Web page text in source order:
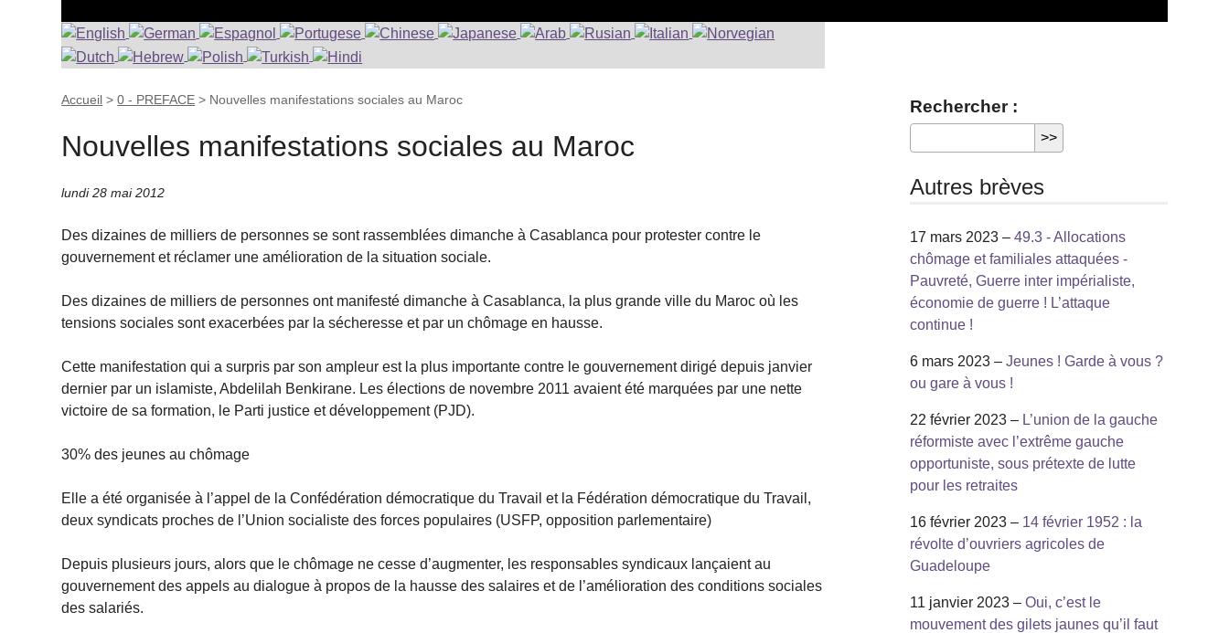
Accueil >0 - PREFACE > Nouvelles manifestations sociales au Maroc
Nouvelles manifestations sociales au Maroc
lundi 28 mai 2012
Des dizaines de milliers de personnes se sont rassemblées dimanche à Casablanca pour protester contre le
gouvernement et réclamer une amélioration de la situation sociale.
Des dizaines de milliers de personnes ont manifesté dimanche à Casablanca, la plus grande ville du Maroc où les
tensions sociales sont exacerbées par la sécheresse et par un chômage en hausse.
Cette manifestation qui a surpris par son ampleur est la plus importante contre le gouvernement dirigé depuis janvier
dernier par un islamiste, Abdelilah Benkirane. Les élections de novembre 2011 avaient été marquées par une nette
victoire de sa formation, le Parti justice et développement (PJD).
30% des jeunes au chômage
Elle a été organisée à l’appel de la Confédération démocratique du Travail et la Fédération démocratique du Travail,
deux syndicats proches de l’Union socialiste des forces populaires (USFP, opposition parlementaire)
Depuis plusieurs jours, alors que le chômage ne cesse d’augmenter, les responsables syndicaux lançaient au
gouvernement des appels au dialogue à propos de la hausse des salaires et de l’amélioration des conditions sociales
des salariés.
Rechercher :
Autres brèves
17 mars 2023 – 49.3 - Allocations
chômage et familiales attaquées -
Pauvreté, Guerre inter impérialiste,
économie de guerre ! L’attaque
continue !
6 mars 2023 – Jeunes ! Garde à vous ?
ou gare à vous !
22 février 2023 – L’union de la gauche
réformiste avec l’extrême gauche
opportuniste, sous prétexte de lutte
pour les retraites
16 février 2023 – 14 février 1952 : la
révolte d’ouvriers agricoles de
Guadeloupe
11 janvier 2023 – Oui, c’est le
mouvement des gilets jaunes qu’il faut